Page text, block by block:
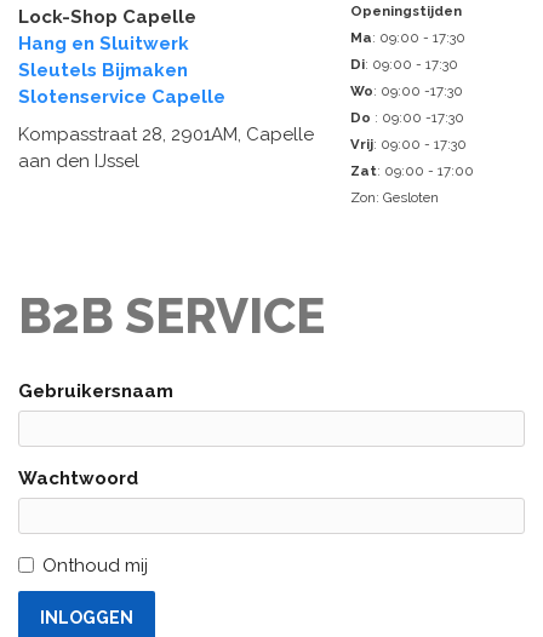
Lock-Shop Capelle
Hang en Sluitwerk
Sleutels Bijmaken
Slotenservice Capelle
Kompasstraat 28, 2901AM, Capelle
aan den IJssel
Openingstijden
Ma: 09:00 - 17:30
Di: 09:00 - 17:30
Wo: 09:00 -17:30
Do : 09:00 -17:30
Vrij: 09:00 - 17:30
Zat: 09:00 - 17:00
Zon: Gesloten
B2B SERVICE
Gebruikersnaam
Wachtwoord
Onthoud mij
INLOGGEN